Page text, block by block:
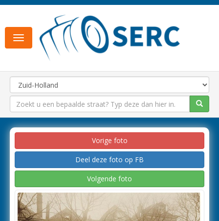
Toggle
navigation
Vorige foto
Deel deze foto op FB
Volgende foto